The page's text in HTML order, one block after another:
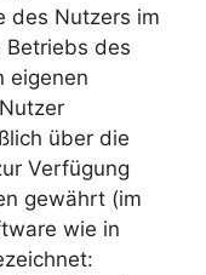
des Nutzers im
Betriebs des
eigenen
über die
Verfügung
gewährt (im
wie in